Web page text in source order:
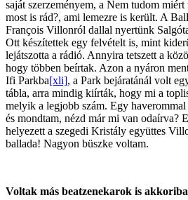
saját szerzeményem, a Nem tudom
most is rád?, ami lemezre is került. A
François Villonról dallal nyertünk
Ott készítettek egy felvételt is, mint
lejátszotta a rádió. Annyira tetszett a
hogy többen beírtak. Azon a nyáron
Ifi Parkba[xli], a Park bejáratánál volt
tábla, arra mindig kiírták, hogy mi a
melyik a legjobb szám. Egy haverommal
és mondtam, nézd már mi van odaírva?
helyezett a szegedi Kristály együttes
ballada! Nagyon büszke voltam.
Voltak más beatzenekarok is